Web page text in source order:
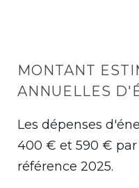
MONTANT
ANNUELLES
Les dépenses
400 € et 590 € par
référence 2025.